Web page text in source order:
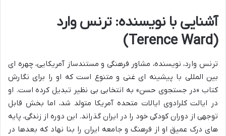
آشنایی با نویسنده: ترنس وارد
(Terence Ward)
ترنس وارد، نویسنده، مشاور فرهنگی و مستندساز آمریکایی، چهره ای
بین المللی با پیشینه ای غنی و متنوع است که او را برای نگارش
کتاب «در جستجوی حسن» به انتخابی بی نظیر تبدیل کرده است. او
در ایالت کلرادوی ایالات متحده آمریکا متولد شد، اما بخش قابل
توجهی از دوران کودکی خود را در ایران گذراند. این دوره از زندگی، پایه
های درک عمیق او از فرهنگ و جامعه ایران را بنا نهاد که بعدها در